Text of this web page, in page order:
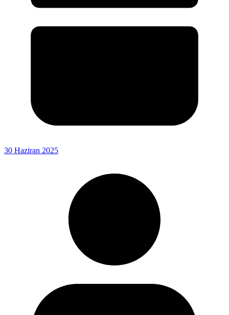
30 Haziran 2025